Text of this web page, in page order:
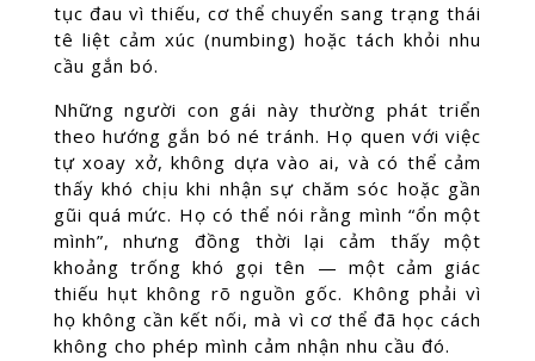
tục đau vì thiếu, cơ thể chuyển sang trạng thái
tê liệt cảm xúc (numbing) hoặc tách khỏi nhu
cầu gắn bó.
Những người con gái này thường phát triển
theo hướng gắn bó né tránh. Họ quen với việc
tự xoay xở, không dựa vào ai, và có thể cảm
thấy khó chịu khi nhận sự chăm sóc hoặc gần
gũi quá mức. Họ có thể nói rằng mình “ổn một
mình”, nhưng đồng thời lại cảm thấy một
khoảng trống khó gọi tên — một cảm giác
thiếu hụt không rõ nguồn gốc. Không phải vì
họ không cần kết nối, mà vì cơ thể đã học cách
không cho phép mình cảm nhận nhu cầu đó.